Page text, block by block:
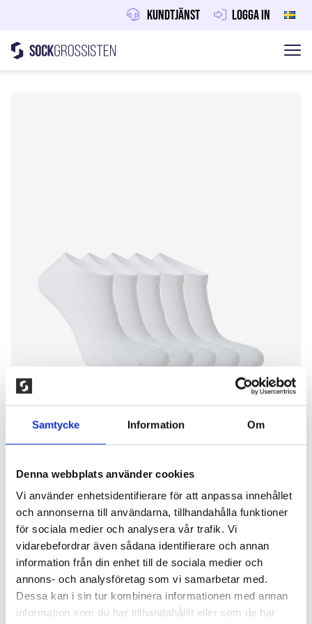
Samtycke Information Om
Denna webbplats använder cookies
Vi använder enhetsidentifierare för att anpassa innehållet
och annonserna till användarna, tillhandahålla funktioner
för sociala medier och analysera vår trafik. Vi
vidarebefordrar även sådana identifierare och annan
information från din enhet till de sociala medier och
annons- och analysföretag som vi samarbetar med.
Dessa kan i sin tur kombinera informationen med annan
information som du har tillhandahållit eller som de har
Kundtjänst Logga in
Hoppa till innehåll
Sockgrossisten
5-PACK BAMBU SNEAKER
STRUMPA, VIT
200,00kr
Tunn strumpa med kort skaft utan tåsöm, tillverkad
av mjukt bambumaterial. Dom lena fibrerna är
mycket hudvänliga och är bra för känslig hud.